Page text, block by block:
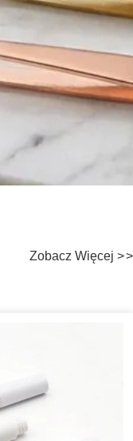
Zobacz Więcej >>